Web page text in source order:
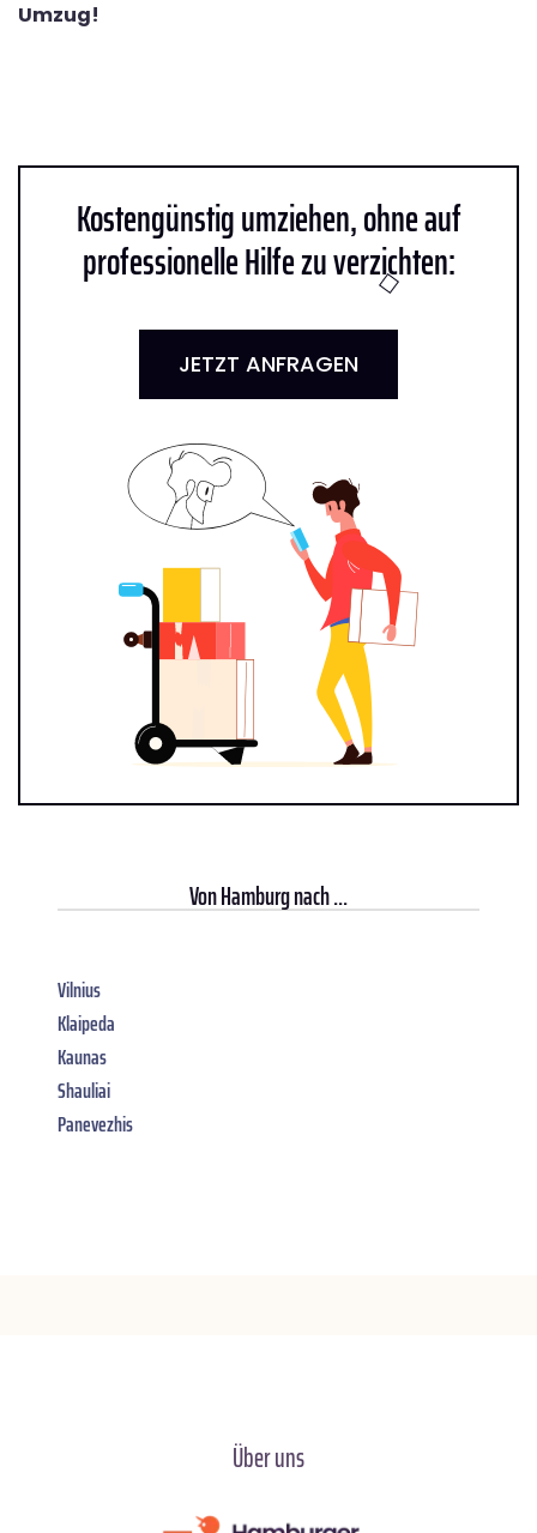
Umzug!
Kostengünstig umziehen, ohne auf
professionelle Hilfe zu verzichten:
JETZT ANFRAGEN
VonHamburgnach ...
Vilnius
Klaipeda
Kaunas
Shauliai
Panevezhis
Über uns